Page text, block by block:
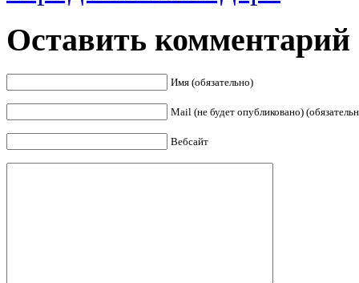
Оставить комментарий
Имя (обязательно)
Mail (не будет опубликовано)
Вебсайт